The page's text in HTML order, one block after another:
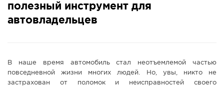
ОБЪЯВЛЕНИЯ
СПРАВКА
КАМЕРЫ
полезный инструмент для
автовладельцев
В наше время автомобиль стал неотъемлемой частью
повседневной жизни многих людей. Но, увы, никто не
застрахован от поломок и неисправностей своего